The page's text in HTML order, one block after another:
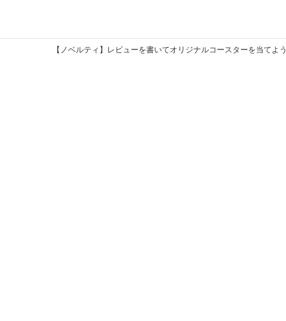
【ノベルティ】レビューを書いてオリジナルコースターを当てよう